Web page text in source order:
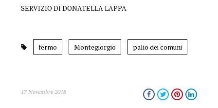
SERVIZIO DI DONATELLA LAPPA
fermo Montegiorgio palio dei comuni
17 Novembre 2018